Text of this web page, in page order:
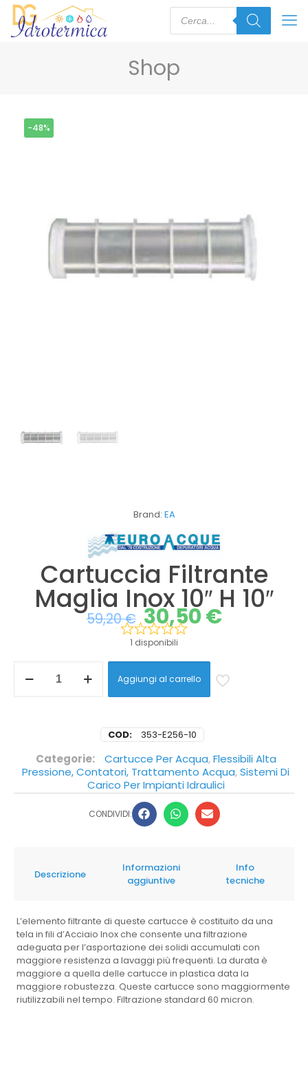
Shop
-48%
Brand: EA
Cartuccia Filtrante
Maglia Inox 10″ H 10″
59,20€ 30,50€
1 disponibili
Aggiungi al carrello
COD: 353-E256-10
Categorie: Cartucce Per Acqua,Flessibili Alta
Pressione, Contatori, Trattamento Acqua,Sistemi Di
Carico Per Impianti Idraulici
CONDIVIDI:
Descrizione
Informazioni
aggiuntive
Info
tecniche
L’elemento filtrante di queste cartucce è costituito da una
tela in fili d’Acciaio Inox che consente una filtrazione
adeguata per l’asportazione dei solidi accumulati con
maggiore resistenza a lavaggi più frequenti. La durata è
maggiore a quella delle cartucce in plastica data la
maggiore robustezza. Queste cartucce sono maggiormente
riutilizzabili nel tempo. Filtrazione standard 60 micron.